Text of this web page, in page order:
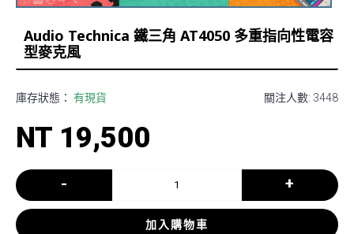
Audio Technica 鐵三角 AT4050 多重指向性電容
型麥克風
關注人數: 3448
庫存狀態： 有現貨
NT 19,500
- +
加入購物車